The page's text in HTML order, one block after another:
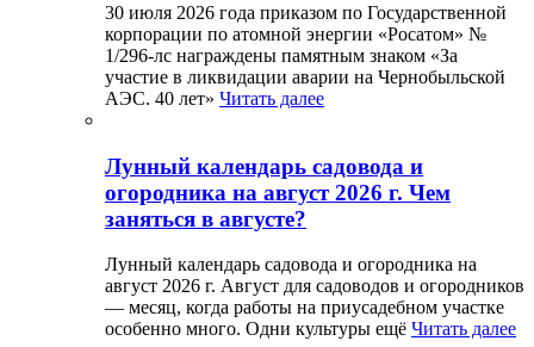
30 июля 2026 года приказом по Государственной
корпорации по атомной энергии «Росатом» №
1/296-лс награждены памятным знаком «За
участие в ликвидации аварии на Чернобыльской
АЭС. 40 лет» Читать далее
Лунный календарь садовода и
огородника на август 2026 г. Чем
заняться в августе?
Лунный календарь садовода и огородника на
август 2026 г. Август для садоводов и огородников
— месяц, когда работы на приусадебном участке
особенно много. Одни культуры ещё Читать далее